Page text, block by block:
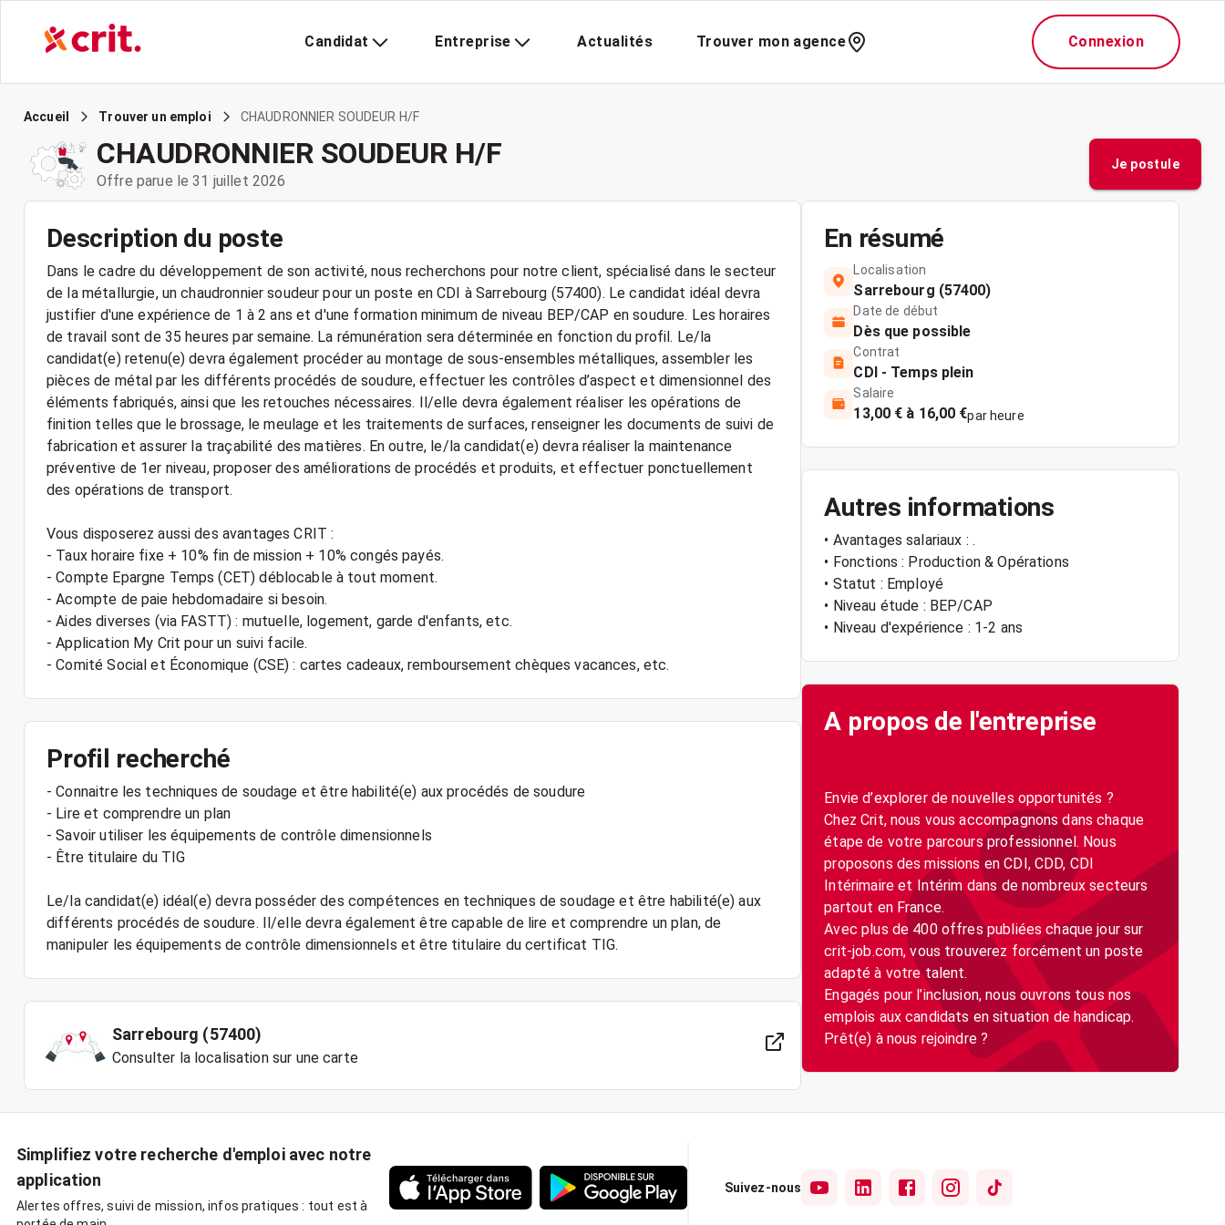
Candidat Entreprise Actualités Trouver mon agence Connexion
Accueil Trouver un emploi CHAUDRONNIER SOUDEUR H/F
CHAUDRONNIER SOUDEUR H/F
Offre parue le 31 juillet 2026
Je postule
Description du poste
Dans le cadre du développement de son activité, nous recherchons pour notre client, spécialisé dans le secteur
de la métallurgie, un chaudronnier soudeur pour un poste en CDI à Sarrebourg (57400). Le candidat idéal devra
justifier d'une expérience de 1 à 2 ans et d'une formation minimum de niveau BEP/CAP en soudure. Les horaires
de travail sont de 35 heures par semaine. La rémunération sera déterminée en fonction du profil. Le/la
candidat(e) retenu(e) devra également procéder au montage de sous-ensembles métalliques, assembler les
pièces de métal par les différents procédés de soudure, effectuer les contrôles d’aspect et dimensionnel des
éléments fabriqués, ainsi que les retouches nécessaires. Il/elle devra également réaliser les opérations de
finition telles que le brossage, le meulage et les traitements de surfaces, renseigner les documents de suivi de
fabrication et assurer la traçabilité des matières. En outre, le/la candidat(e) devra réaliser la maintenance
préventive de 1er niveau, proposer des améliorations de procédés et produits, et effectuer ponctuellement
des opérations de transport.
Vous disposerez aussi des avantages CRIT :
- Taux horaire fixe + 10% fin de mission + 10% congés payés.
- Compte Epargne Temps (CET) déblocable à tout moment.
- Acompte de paie hebdomadaire si besoin.
- Aides diverses (via FASTT) : mutuelle, logement, garde d'enfants, etc.
- Application My Crit pour un suivi facile.
Profil recherché
- Connaitre les techniques de soudage et être habilité(e) aux procédés de soudure
- Lire et comprendre un plan
- Savoir utiliser les équipements de contrôle dimensionnels
- Être titulaire du TIG
Le/la candidat(e) idéal(e) devra posséder des compétences en techniques de soudage et être habilité(e) aux
différents procédés de soudure. Il/elle devra également être capable de lire et comprendre un plan, de
Sarrebourg (57400)
Consulter la localisation sur une carte
En résumé
Localisation
Sarrebourg (57400)
Date de début
Dès que possible
Contrat
CDI - Temps plein
Salaire
13,00 € à 16,00 €par heure
Autres informations
• Avantages salariaux : .
• Fonctions : Production & Opérations
• Statut : Employé
• Niveau étude : BEP/CAP
• Niveau d'expérience : 1-2 ans
A propos de l'entreprise
Envie d’explorer de nouvelles opportunités ?
Chez Crit, nous vous accompagnons dans chaque
étape de votre parcours professionnel. Nous
proposons des missions en CDI, CDD, CDI
Intérimaire et Intérim dans de nombreux secteurs
partout en France.
Avec plus de 400 offres publiées chaque jour sur
crit-job.com, vous trouverez forcément un poste
adapté à votre talent.
Engagés pour l’inclusion, nous ouvrons tous nos
emplois aux candidats en situation de handicap.
Simplifiez votre recherche d'emploi avec notre
application
Alertes offres, suivi de mission, infos pratiques : tout est à
Suivez-nous